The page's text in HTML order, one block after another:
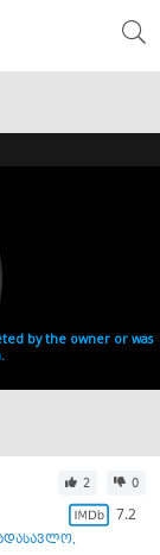
2 0
7.2
,